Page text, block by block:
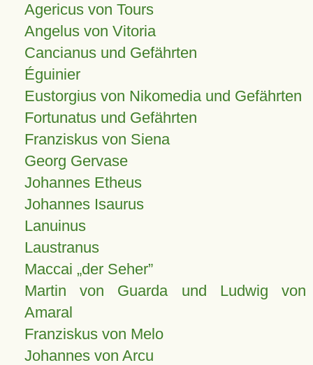
Agericus von Tours
Angelus von Vitoria
Cancianus und Gefährten
Éguinier
Eustorgius von Nikomedia und Gefährten
Fortunatus und Gefährten
Franziskus von Siena
Georg Gervase
Johannes Etheus
Johannes Isaurus
Lanuinus
Laustranus
Maccai „der Seher”
Martin von Guarda und Ludwig von
Amaral
Franziskus von Melo
Johannes von Arcu